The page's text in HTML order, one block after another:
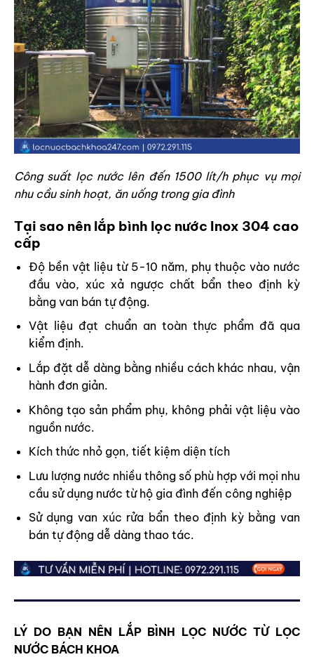
Công suất lọc nước lên đến 1500 lít/h phục vụ mọi
nhu cầu sinh hoạt, ăn uống trong gia đình
Tại sao nên lắp bình lọc nước Inox 304 cao
cấp
Độ bền vật liệu từ 5-10 năm, phụ thuộc vào nước
đầu vào, xúc xả ngược chất bẩn theo định kỳ
bằng van bán tự động.
Vật liệu đạt chuẩn an toàn thực phẩm đã qua
kiểm định.
Lắp đặt dễ dàng bằng nhiều cách khác nhau, vận
hành đơn giản.
Không tạo sản phẩm phụ, không phải vật liệu vào
nguồn nước.
Kích thức nhỏ gọn, tiết kiệm diện tích
Lưu lượng nước nhiều thông số phù hợp với mọi nhu
cầu sử dụng nước từ hộ gia đình đến công nghiệp
Sử dụng van xúc rửa bẩn theo định kỳ bằng van
bán tự động dễ dàng thao tác.
LÝ DO BẠN NÊN LẮP BÌNH LỌC NƯỚC TỪ LỌC
NƯỚC BÁCH KHOA